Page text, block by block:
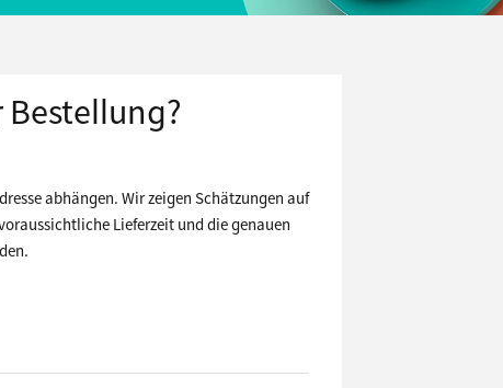
abhängen. Wir zeigen Schätzungen auf
Lieferzeit und die genauen